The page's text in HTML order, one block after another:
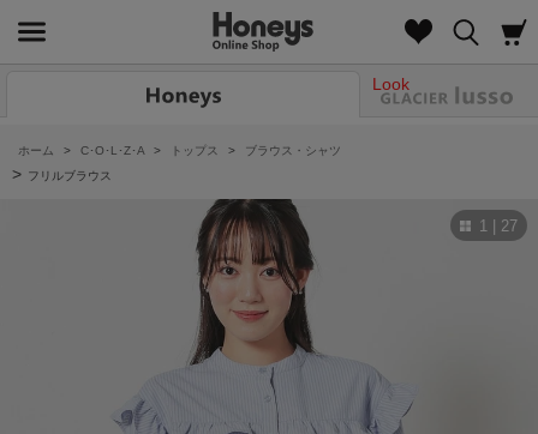
Look
ホーム > C･O･L･Z･A > トップス > ブラウス・シャツ
> フリルブラウス
1 | 27